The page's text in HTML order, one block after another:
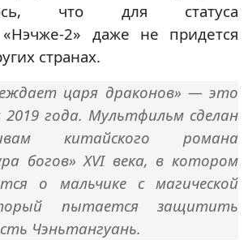
что для статуса
2» даже не придется
странах.
царя драконов» — это
2019 года. Мультфильм сделан
китайского романа
богов» XVI века, в котором
о мальчике с магической
пытается защитить
Чэньтангуань.